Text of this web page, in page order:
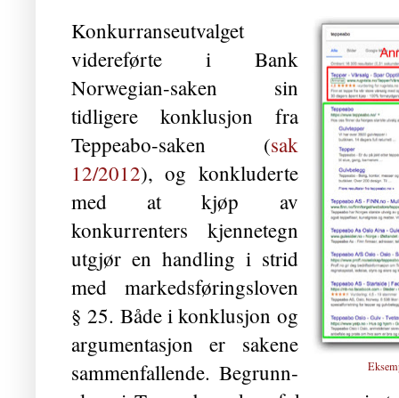
Konkurranseutvalget
videreførte i Bank
Norwegian-saken sin
tidligere konklusjon fra
Teppeabo-saken (sak
12/2012), og konkluderte
med at kjøp av
konkurrenters kjennetegn
utgjør en handling i strid
med markeds­førings­loven
§ 25. Både i konklusjon og
argumentasjon er sakene
sammen­fallende. Begrunn­